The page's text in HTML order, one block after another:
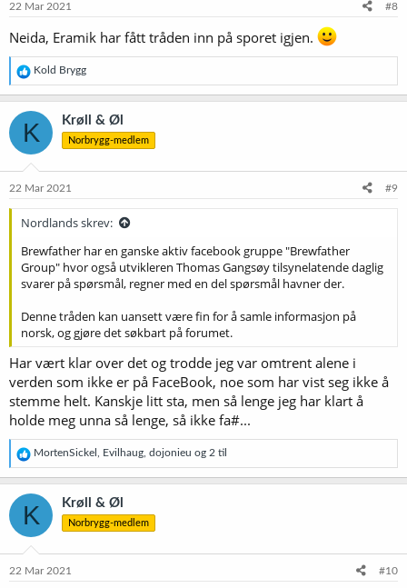
e
:
22 Mar 2021 #8
Neida, Eramik har fått tråden inn på sporet igjen.
R
e
a
k
s
j
o
e
Kold Brygg
K Krøll & Øl
Norbrygg-medlem
22 Mar 2021 #9
Nordlands skrev:
Brewfather har en ganske aktiv facebook gruppe "Brewfather
Group" hvor også utvikleren Thomas Gangsøy tilsynelatende daglig
svarer på spørsmål, regner med en del spørsmål havner der.
Denne tråden kan uansett være fin for å samle informasjon på
norsk, og gjøre det søkbart på forumet.
Har vært klar over det og trodde jeg var omtrent alene i
verden som ikke er på FaceBook, noe som har vist seg ikke å
stemme helt. Kanskje litt sta, men så lenge jeg har klart å
holde meg unna så lenge, så ikke fa#...
R
e
a
k
s
j
o
e
MortenSickel Evilhaug dojonieu og 2 til
K Krøll & Øl
Norbrygg-medlem
22 Mar 2021 #10